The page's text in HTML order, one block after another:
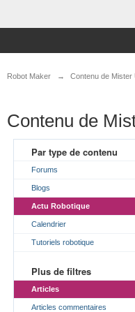
Robot Maker → Contenu de Mister
Contenu de
Par type de contenu
Forums
Blogs
Actu Robotique
Calendrier
Tutoriels robotique
Plus de filtres
Articles
Articles commentaires